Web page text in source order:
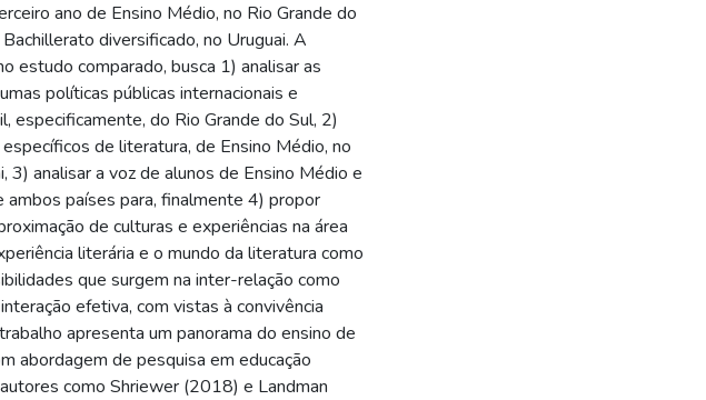
ano de Ensino Médio, no Rio Grande do
diversificado, no Uruguai. A
estudo comparado, busca 1) analisar as
políticas públicas internacionais e
especificamente, do Rio Grande do Sul, 2)
de literatura, de Ensino Médio, no
3) analisar a voz de alunos de Ensino Médio e
países para, finalmente 4) propor
de culturas e experiências na área
literária e o mundo da literatura como
que surgem na inter-relação como
efetiva, com vistas à convivência
apresenta um panorama do ensino de
abordagem de pesquisa em educação
como Shriewer (2018) e Landman